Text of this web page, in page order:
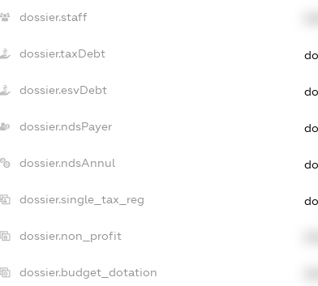
dossier.staff
dossier.taxDebt
dossier.esvDebt
dossier.ndsPayer
dossier.ndsAnnul
dossier.single_tax_reg
dossier.non_profit
dossier.budget_dotation